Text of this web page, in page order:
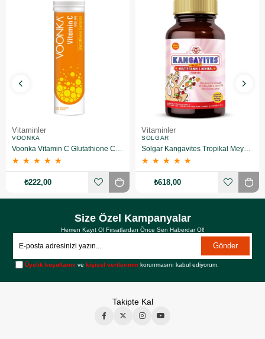
Vitaminler
VOONKA
★ ★ ★ ★ ★
₺222,00
Vitaminler
SOLGAR
★ ★ ★ ★ ★
₺618,00
Size Özel Kampanyalar
Hemen Kayıt Ol Fırsatlardan Önce Sen Haberdar Ol!
Gönder
Üyelik koşullarını vekişisel verilerimin korunmasını kabul ediyorum.
Takipte Kal